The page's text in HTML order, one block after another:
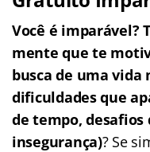
Você é imparável?
mente que te
busca de uma vida
dificuldades que
de tempo,
insegurança)? Se